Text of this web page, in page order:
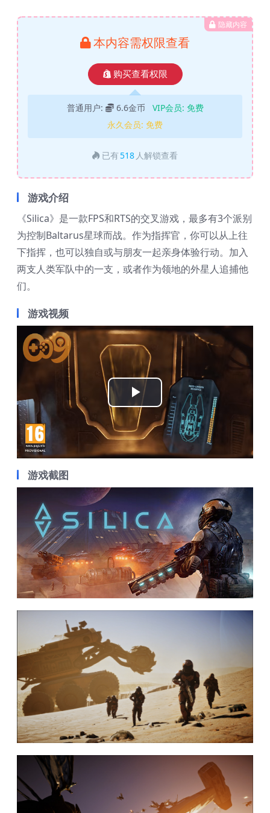
隐藏内容
本内容需权限查看
购买查看权限
普通用户: 6.6金币 VIP会员: 免费
永久会员: 免费
已有 518 人解锁查看
游戏介绍
《Silica》是一款FPS和RTS的交叉游戏，最多有3个派别
为控制Baltarus星球而战。作为指挥官，你可以从上往
下指挥，也可以独自或与朋友一起亲身体验行动。加入
两支人类军队中的一支，或者作为领地的外星人追捕他
们。
游戏视频
Play
Video
游戏截图